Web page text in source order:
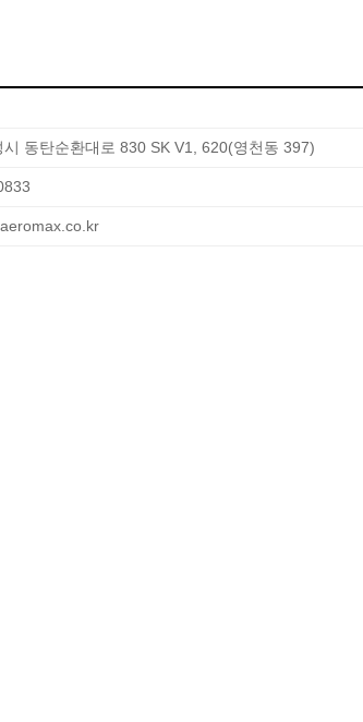
시 동탄순환대로 830 SK V1, 620(영천동 397)